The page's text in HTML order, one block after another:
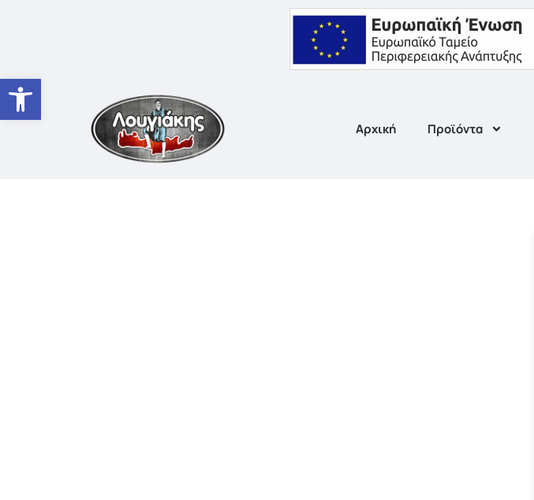
Αρχική Προϊόντα
Ανοίξτε τη γραμμή εργαλείων